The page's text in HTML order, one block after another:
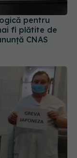
pentru
fi plătite de
CNAS